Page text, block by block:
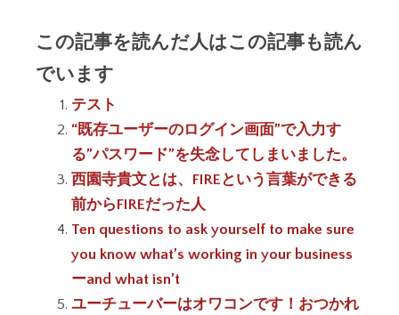
この記事を読んだ人はこの記事も読ん
でいます
テスト
“既存ユーザーのログイン画面”で入力す
る”パスワード”を失念してしまいました。
西園寺貴文とは、FIREという言葉ができる
前からFIREだった人
Ten questions to ask yourself to make sure
you know what’s working in your business
ーand what isn’t
ユーチューバーはオワコンです！おつかれ